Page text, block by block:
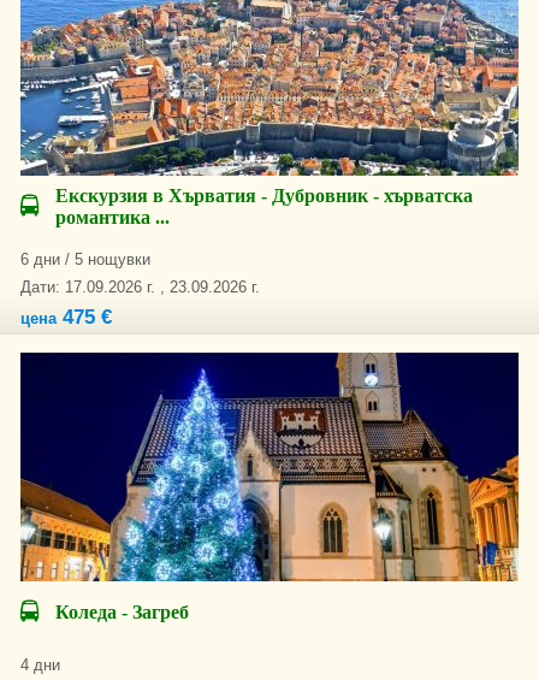
Екскурзия в Хърватия - Дубровник - хърватска
романтика ...
6 дни / 5 нощувки
Дати: 17.09.2026 г. , 23.09.2026 г.
цена475 €
Коледа - Загреб
4 дни